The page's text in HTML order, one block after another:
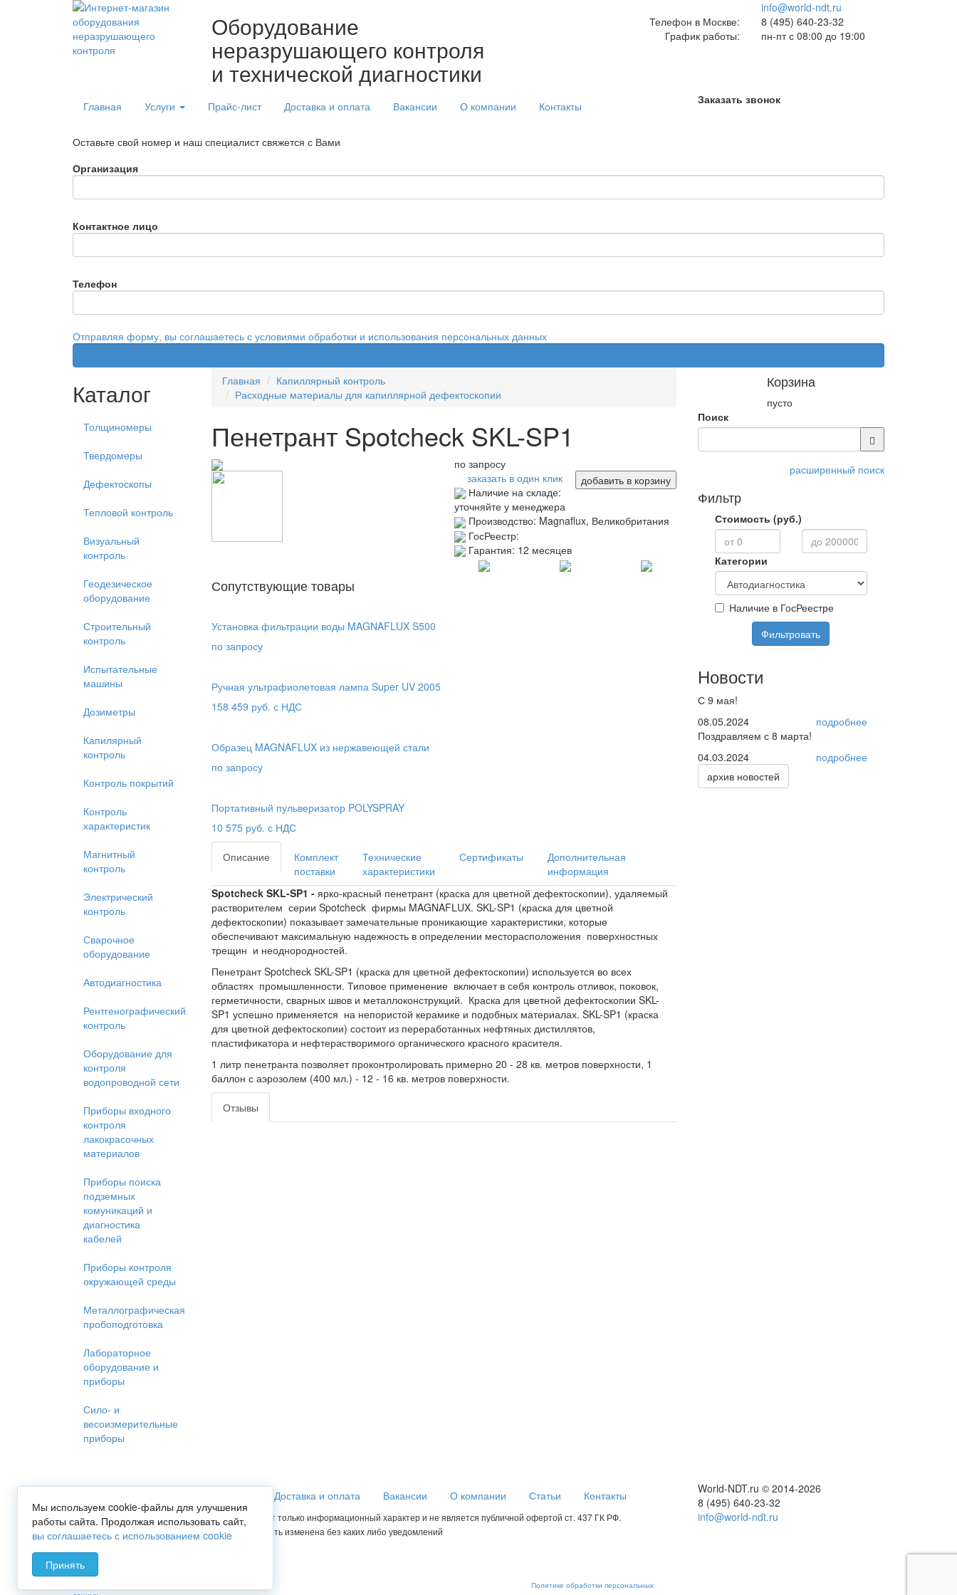
Оборудование
неразрушающего контроля
и технической диагностики
info@world-ndt.ru
Телефон в Москве:
8 (495) 640-23-32
График работы:
пн-пт с 08:00 до 19:00
Главная Услуги Прайс-лист Доставка и оплата Вакансии О компании Контакты Заказать звонок
Оставьте свой номер и наш специалист свяжется с Вами
Организация
Контактное лицо
Телефон
Отправляя форму, вы соглашаетесь с условиями обработки и использования персональных данных
Каталог
Толщиномеры
Твердомеры
Дефектоскопы
Тепловой контроль
Визуальный
контроль
Геодезическое
оборудование
Строительный
контроль
Испытательные
машины
Дозиметры
Капилярный
контроль
Контроль покрытий
Контроль
характеристик
Магнитный
контроль
Электрический
контроль
Сварочное
оборудование
Автодиагностика
Рентгенографический
контроль
Оборудование для
контроля
водопроводной сети
Приборы входного
контроля
лакокрасочных
материалов
Приборы поиска
подземных
комуникаций и
диагностика
кабелей
Приборы контроля
окружающей среды
Металлографическая
пробоподготовка
Лабораторное
оборудование и
приборы
Сило- и
весоизмерительные
приборы
Главная
Капиллярный контроль
Расходные материалы для капиллярной дефектоскопии
Пенетрант Spotcheck SKL-SP1
по запросу
добавить в корзину
заказать в один клик
Наличие на складе:
уточняйте у менеджера
Производство: Magnaflux, Великобритания
ГосРеестр:
Гарантия: 12 месяцев
Сопутствующие товары
Установка фильтрации воды MAGNAFLUX S500
по запросу
Ручная ультрафиолетовая лампа Super UV 2005
158 459 руб. с НДС
Образец MAGNAFLUX из нержавеющей стали
по запросу
Портативный пульверизатор POLYSPRAY
10 575 руб. с НДС
Описание
Комплект
поставки
Технические
характеристики
Сертификаты
Дополнительная
информация
Spotcheck SKL-SP1 - ярко-красный пенетрант (краска для цветной дефектоскопии), удаляемый
растворителем серии Spotcheck фирмы MAGNAFLUX. SKL-SP1 (краска для цветной
дефектоскопии) показывает замечательные проникающие характеристики, которые
обеспечивают максимальную надежность в определении месторасположения поверхностных
трещин и неоднородностей.
Пенетрант Spotcheсk SKL-SP1 (краска для цветной дефектоскопии) используется во всех
областях промышленности. Типовое применение включает в себя контроль отливок, поковок,
герметичности, сварных швов и металлоконструкций. Краска для цветной дефектоскопии SKL-
SP1 успешно применяется на непористой керамике и подобных материалах. SKL-SP1 (краска
для цветной дефектоскопии) состоит из переработанных нефтяных дистиллятов,
пластификатора и нефтерастворимого органического красного красителя.
1 литр пенетранта позволяет проконтролировать примерно 20 - 28 кв. метров поверхности, 1
баллон с аэрозолем (400 мл.) - 12 - 16 кв. метров поверхности.
Отзывы
Корзина
пусто
Поиск
расширенный поиск
Фильтр
Стоимость (руб.)
Категории
Наличие в ГосРеестре
Фильтровать
Новости
С 9 мая!
08.05.2024
подробнее
Поздравляем с 8 марта!
04.03.2024
подробнее
архив новостей
Доставка и оплата Вакансии О компании Статьи Контакты
Вся представленная на сайте информация носит только информационный характер и не является публичной офертой ст. 437 ГК РФ.
Опубликованная на сайте информация может быть изменена без каких либо уведомлений
Мы используем cookies для сбора пользовательских данных — они помогают нам настраивать рекламу и анализировать трафик. Оставаясь на сайте, вы соглашаетесь на
обработку таких данных. Чтобы отказаться от обработки, отключите сохранение cookies в настройках вашего браузера. На сайте используются рекомендательные
Политике обработки персональных
World-NDT.ru © 2014-2026
8 (495) 640-23-32
info@world-ndt.ru
Мы используем cookie-файлы для улучшения
работы сайта. Продолжая использовать сайт,
вы соглашаетесь с использованием cookie
Принять